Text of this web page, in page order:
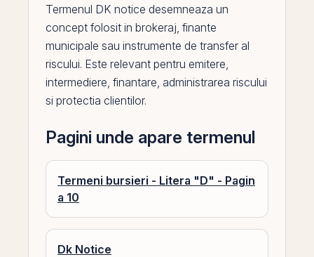
Termenul DK notice desemneaza un
concept folosit in brokeraj, finante
municipale sau instrumente de transfer al
riscului. Este relevant pentru emitere,
intermediere, finantare, administrarea riscului
si protectia clientilor.
Pagini unde apare termenul
Termeni bursieri - Litera "D" - Pagin
a 10
Dk Notice